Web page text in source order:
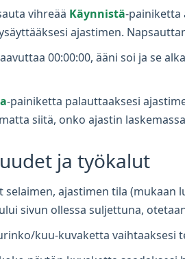
vihreää Käynnistä-painiketta
ajastimen.
00:00:00, ääni soi ja se
-painiketta palauttaaksesi
siitä, onko ajastin
ja työkalut
selaimen, ajastimen tila (mukaan
sivun ollessa suljettuna,
kuu-kuvaketta vaihtaaksesi